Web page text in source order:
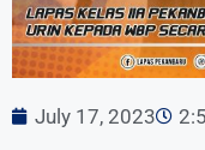
July 17, 2023